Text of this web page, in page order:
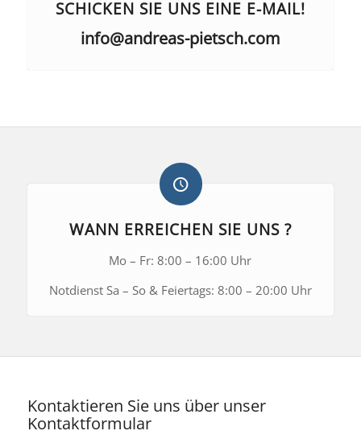
SCHICKEN SIE UNS EINE E-MAIL!
info@andreas-pietsch.com
WANN ERREICHEN SIE UNS ?
Mo – Fr: 8:00 – 16:00 Uhr
Notdienst Sa – So & Feiertags: 8:00 – 20:00 Uhr
Kontaktieren Sie uns über unser
Kontaktformular